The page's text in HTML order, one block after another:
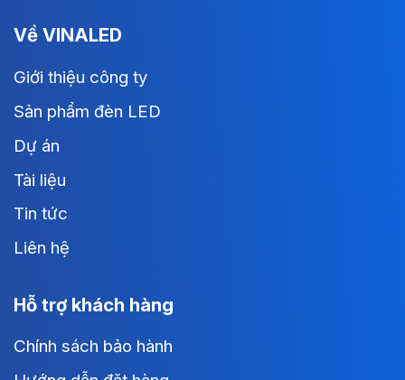
Về VINALED
Giới thiệu công ty
Sản phẩm đèn LED
Dự án
Tài liệu
Tin tức
Liên hệ
Hỗ trợ khách hàng
Chính sách bảo hành